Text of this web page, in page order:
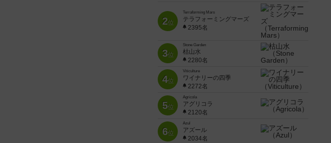
2位
Terraforming Mars
テラフォーミングマーズ
2395名
3位
Stone Garden
枯山水
2280名
4位
Viticulture
ワイナリーの四季
2272名
5位
Agricola
アグリコラ
2120名
6位
Azul
アズール
2034名